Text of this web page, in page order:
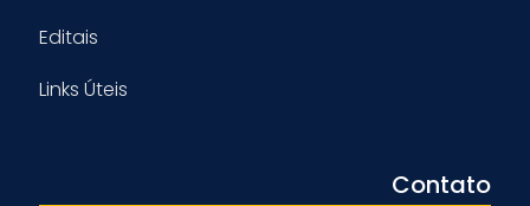
Editais
Links Úteis
Contato